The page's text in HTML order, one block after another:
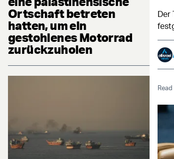
Ortschaft betreten
hatten, um ein
gestohlenes Motorrad
zurückzuholen
Der